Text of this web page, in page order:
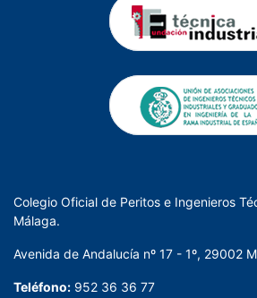
Colegio Oficial de Peritos e Ingenieros
Málaga.
Avenida de Andalucía nº 17 - 1º, 29002
Teléfono: 952 36 36 77